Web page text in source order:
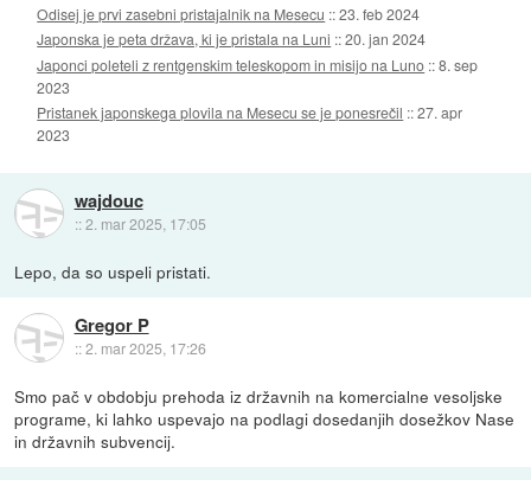
Odisej je prvi zasebni pristajalnik na Mesecu ::23. feb 2024
Japonska je peta država, ki je pristala na Luni ::20. jan 2024
Japonci poleteli z rentgenskim teleskopom in misijo na Luno ::8. sep
2023
Pristanek japonskega plovila na Mesecu se je ponesrečil ::27. apr
2023
wajdouc
::2. mar 2025, 17:05
Lepo, da so uspeli pristati.
Gregor P
::2. mar 2025, 17:26
Smo pač v obdobju prehoda iz državnih na komercialne vesoljske
programe, ki lahko uspevajo na podlagi dosedanjih dosežkov Nase
in državnih subvencij.